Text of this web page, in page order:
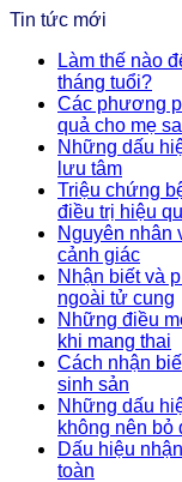
Tin tức mới
Làm thế nào
tháng tuổi?
Các phương
quả cho mẹ
Những dấu
lưu tâm
Triệu chứng
điều trị hiệu
Nguyên nhân
cảnh giác
Nhận biết và
ngoài tử cung
Những điều
khi mang thai
Cách nhận
sinh sản
Những dấu
không nên bỏ
Dấu hiệu
toàn